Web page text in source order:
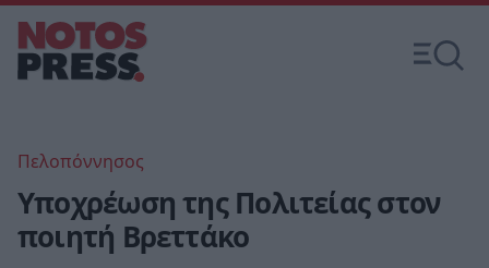
Πελοπόννησος
Υποχρέωση της Πολιτείας στον
ποιητή Βρεττάκο